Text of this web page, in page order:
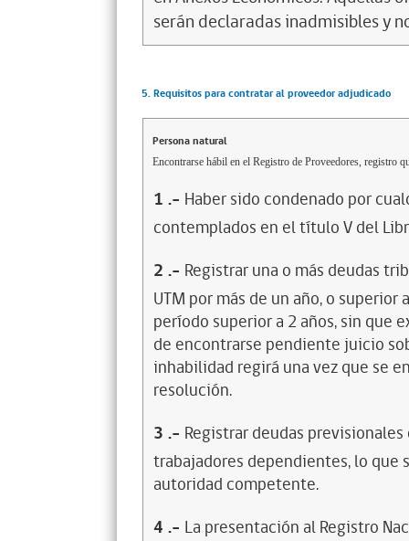
serán declaradas inadmisibles y
5. Requisitos para contratar al proveedor adjudicado
Persona natural
Encontrarse hábil en el Registro de Proveedores, registro
1 .- Haber sido condenado por
contemplados en el título V del
2 .- Registrar una o más deudas
UTM por más de un año, o
período superior a 2 años, sin que
de encontrarse pendiente juicio
inhabilidad regirá una vez que se
resolución.
3 .- Registrar deudas
trabajadores dependientes, lo
autoridad competente.
4 .- La presentación al Registro